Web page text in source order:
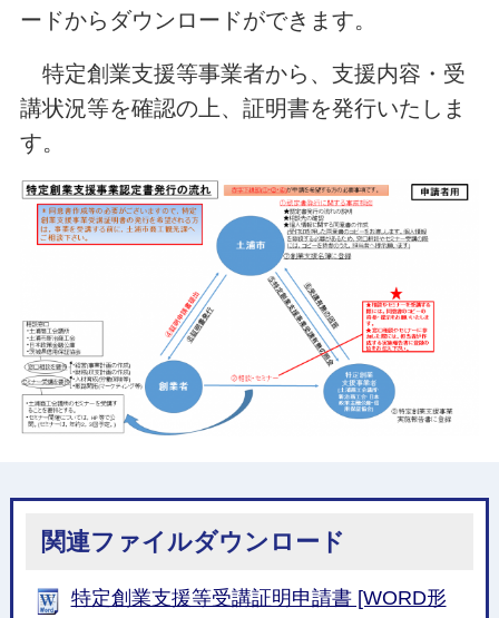
ードからダウンロードができます。
特定創業支援等事業者から、支援内容・受
講状況等を確認の上、証明書を発行いたしま
す。
関連ファイルダウンロード
特定創業支援等受講証明申請書 [WORD形